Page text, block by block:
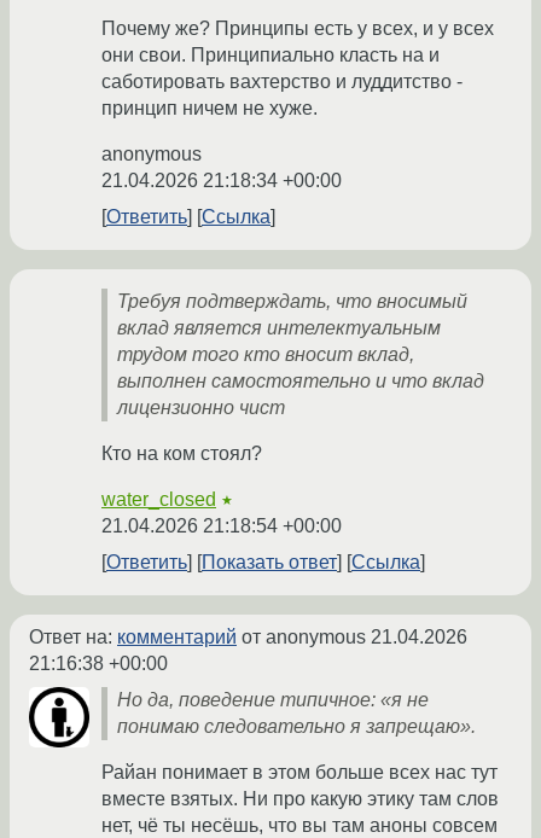
Почему же? Принципы есть у всех, и у всех
они свои. Принципиально класть на и
саботировать вахтерство и луддитство -
принцип ничем не хуже.
anonymous
21.04.2026 21:18:34 +00:00
Ответить
Ссылка
Требуя подтверждать, что вносимый
вклад является интелектуальным
трудом того кто вносит вклад,
выполнен самостоятельно и что вклад
лицензионно чист
Кто на ком стоял?
water_closed ★
21.04.2026 21:18:54 +00:00
Ответить
Показать ответ Ссылка
Ответ на: комментарий от anonymous 21.04.2026
21:16:38 +00:00
Но да, поведение типичное: «я не
понимаю следовательно я запрещаю».
Райан понимает в этом больше всех нас тут
вместе взятых. Ни про какую этику там слов
нет, чё ты несёшь, что вы там аноны совсем